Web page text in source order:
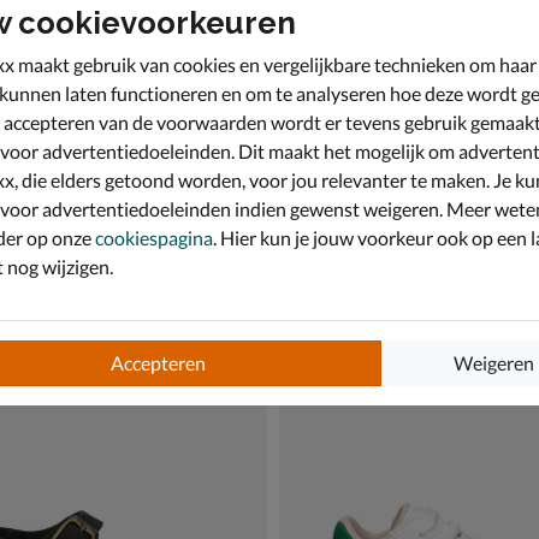
cookievoorkeuren
maakt gebruik van cookies en vergelijkbare technieken om
laten functioneren en om te analyseren hoe deze wordt
van de voorwaarden wordt er tevens gebruik
advertentiedoeleinden. Dit maakt het mogelijk om
die elders getoond worden, voor jou relevanter te maken. Je
advertentiedoeleinden indien gewenst weigeren. Meer
op onzecookiespagina . Hier kun je jouw voorkeur ook op een
wijzigen.
Accepteren Weigeren